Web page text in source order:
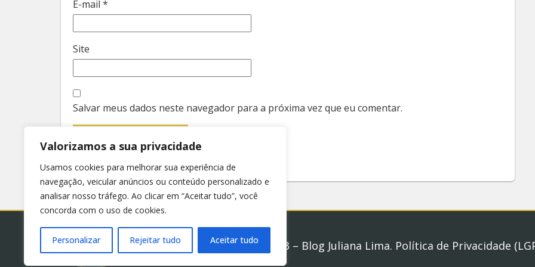
Valorizamos a sua privacidade
Usamos cookies para melhorar sua experiência de
navegação, veicular anúncios ou conteúdo personalizado e
analisar nosso tráfego. Ao clicar em “Aceitar tudo”, você
concorda com o uso de cookies.
Personalizar Rejeitar tudo Aceitar tudo
E-mail *
Site
Salvar meus dados neste navegador para a próxima vez que eu comentar.
© 2023 – Blog Juliana Lima. Política de Privacidade